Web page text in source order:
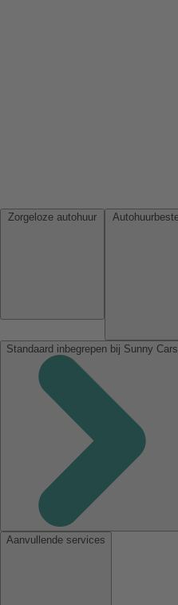
Standaard inbegrepen bij Sunny Cars
Aanvullende services